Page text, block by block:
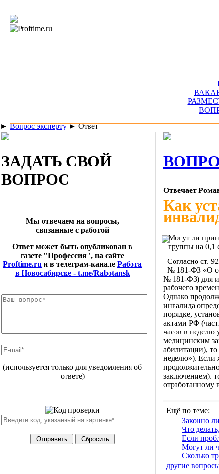
► Вопрос эксперту►Ответ
ЗАДАТЬ СВОЙ
ВОПРОС
Мы отвечаем на вопросы,
связанные с работой
Ответ может быть опубликован в
газете "Профессия", на сайте
Proftime.ru и в телеграм-канале Работа
в Новосибирске - t.me/Rabotansk
(используется только для уведомления об
ответе)
Отвечает
Как
Могут ли
группы на 0,1
Согласно ст.
№ 181-ФЗ «О
№ 181-ФЗ) для
рабочего
Однако
инвалида
порядке,
актами РФ
часов в неделю
медицинским
абилитации), то
неделю»). Если
заключением),
отработанному
Ещё по теме:
Законно
Что
Если
Могут ли
Сколько
другие